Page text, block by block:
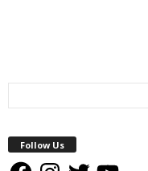
Follow Us
FacebookInstagram
Twitter YouTube